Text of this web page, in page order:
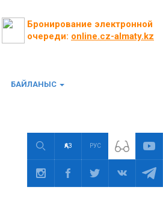
Бронирование электронной
очереди: online.cz-almaty.kz
БАЙЛАНЫС
ҚАЗ РУС